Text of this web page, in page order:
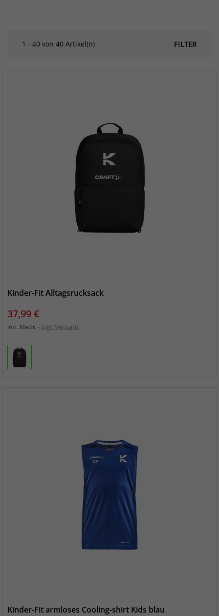
FILTER
1 - 40 von 40 Artikel(n)
Kinder-Fit Alltagsrucksack
Preis
37,99 €
inkl. MwSt. zzgl. Versand
Kinder-Fit armloses Cooling-shirt Kids blau